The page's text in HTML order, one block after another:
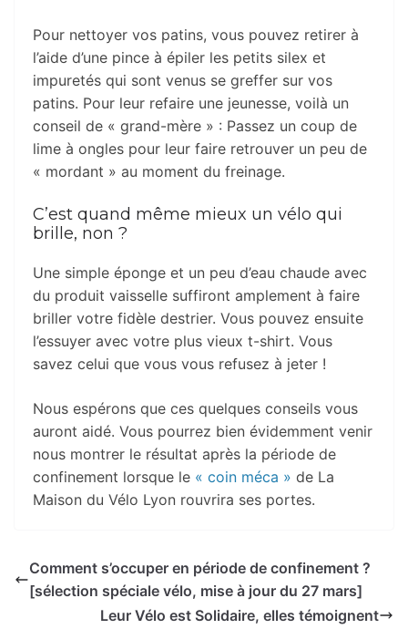
Pour nettoyer vos patins, vous pouvez retirer à
l’aide d’une pince à épiler les petits silex et
impuretés qui sont venus se greffer sur vos
patins. Pour leur refaire une jeunesse, voilà un
conseil de « grand-mère » : Passez un coup de
lime à ongles pour leur faire retrouver un peu de
« mordant » au moment du freinage.
C’est quand même mieux un vélo qui
brille, non ?
Une simple éponge et un peu d’eau chaude avec
du produit vaisselle suffiront amplement à faire
briller votre fidèle destrier. Vous pouvez ensuite
l’essuyer avec votre plus vieux t-shirt. Vous
savez celui que vous vous refusez à jeter !
Nous espérons que ces quelques conseils vous
auront aidé. Vous pourrez bien évidemment venir
nous montrer le résultat après la période de
confinement lorsque le « coin méca » de La
Maison du Vélo Lyon rouvrira ses portes.
Comment s’occuper en période de confinement ?
[sélection spéciale vélo, mise à jour du 27 mars]
Leur Vélo est Solidaire, elles témoignent